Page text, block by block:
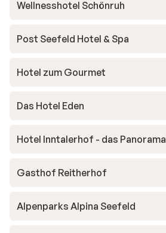
Wellnesshotel Schönruh
Post Seefeld Hotel & Spa
Hotel zum Gourmet
Das Hotel Eden
Hotel Inntalerhof - das Panorama
Gasthof Reitherhof
Alpenparks Alpina Seefeld